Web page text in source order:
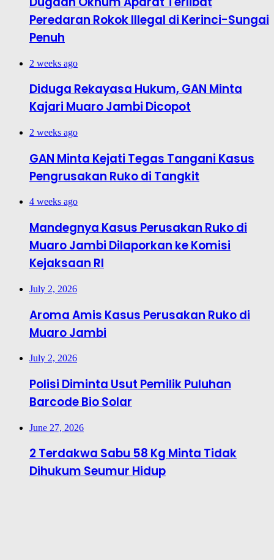
Peredaran Rokok Illegal di Kerinci-Sungai
Penuh
2 weeks ago
Diduga Rekayasa Hukum, GAN Minta
Kajari Muaro Jambi Dicopot
2 weeks ago
GAN Minta Kejati Tegas Tangani Kasus
Pengrusakan Ruko di Tangkit
4 weeks ago
Mandegnya Kasus Perusakan Ruko di
Muaro Jambi Dilaporkan ke Komisi
Kejaksaan RI
July 2, 2026
Aroma Amis Kasus Perusakan Ruko di
Muaro Jambi
July 2, 2026
Polisi Diminta Usut Pemilik Puluhan
Barcode Bio Solar
June 27, 2026
2 Terdakwa Sabu 58 Kg Minta Tidak
Dihukum Seumur Hidup